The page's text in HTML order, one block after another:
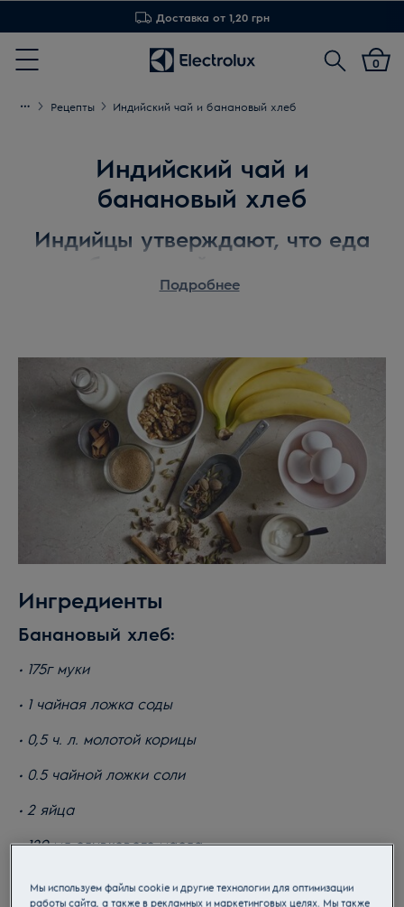
Доставка от 1,20 грн
Menu
Поиск 0
Рецепты Индийский чай и банановый хлеб
Индийский чай и
банановый хлеб
Индийцы утверждают, что еда
Ведь они придают блюдам особый аромат и
индийский чай и банановый хлеб. А поможет вам
в этом кухонная машина Kitchen Assistent от
Electrolux и духовой шкаф с паром.
Подробнее
Ингредиенты
Банановый хлеб:
• 175г муки
• 1 чайная ложка соды
• 0,5 ч. л. молотой корицы
• 0.5 чайной ложки соли
• 2 яйца
• 120 мл оливкового масла
• 4 банана, очень спелых, размятых
Мы используем файлы cookie и другие технологии для оптимизации
работы сайта, а также в рекламных и маркетинговых целях. Мы также